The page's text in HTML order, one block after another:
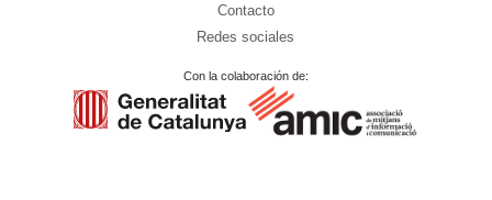
Contacto
Redes sociales
Con la colaboración de: